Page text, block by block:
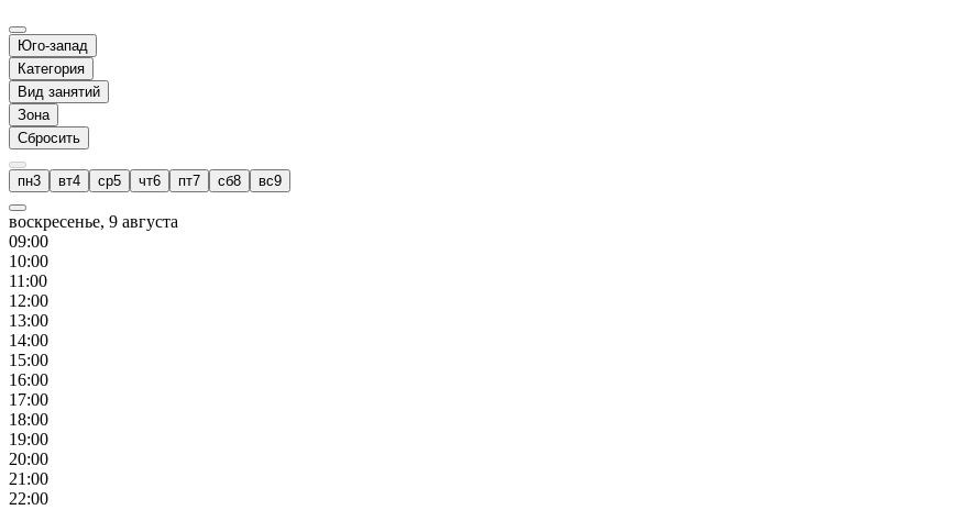
Юго-запад
Категория
Вид занятий
Зона
Сбросить
пн3 вт4 ср5 чт6 пт7 сб8 вс9
воскресенье, 9 августа
09:00
10:00
11:00
12:00
13:00
14:00
15:00
16:00
17:00
18:00
19:00
20:00
21:00
22:00